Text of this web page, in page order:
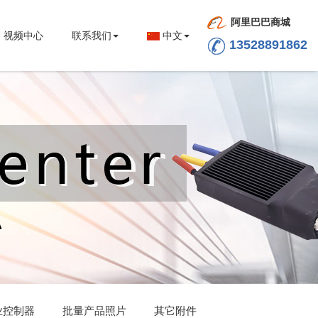
视频中心 联系我们 中文
阿里巴巴商城
13528891862
控制器 批量产品照片 其它附件